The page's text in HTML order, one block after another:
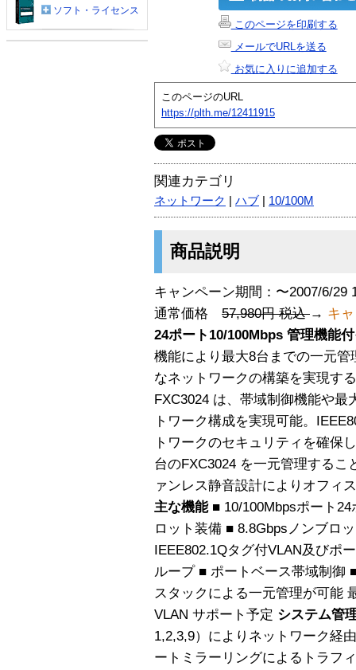
このページを印刷する
メールでURLを送る
お気に入りに追加する
このページのURL
https://plth.me/12411915
関連カテゴリ
ネットワーク ハブ 10/100M
商品説明
キャンペーン期間：〜2007/6/29
通常価格 57,980円 税込→ キ
24ポート10/100Mbps 管理機能
機能により最大8台までの一元
なネットワークの構築を実現す
FXC3024 は、帯域制御機能や最
トワーク構成を実現可能。
トワークのセキュリティを確保
台のFXC3024 を一元管理する
ァンレス静音設計によりオフィ
主な機能■ 10/100Mbpsポート
ロット装備 ■ 8.8Gbpsノンブロ
IEEE802.1Qタグ付VLAN及びポ
ループ ■ ポートベース帯域制御
スタックによる一元管理が可能
VLAN サポート予定 システム管
1,2,3,9）によりネットワーク経
ートミラーリングによるトラフ
ソフト・ライセンス